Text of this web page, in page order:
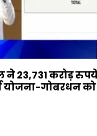
ने 23,731 करोड़ रुपये
योजना-गोबरधन को